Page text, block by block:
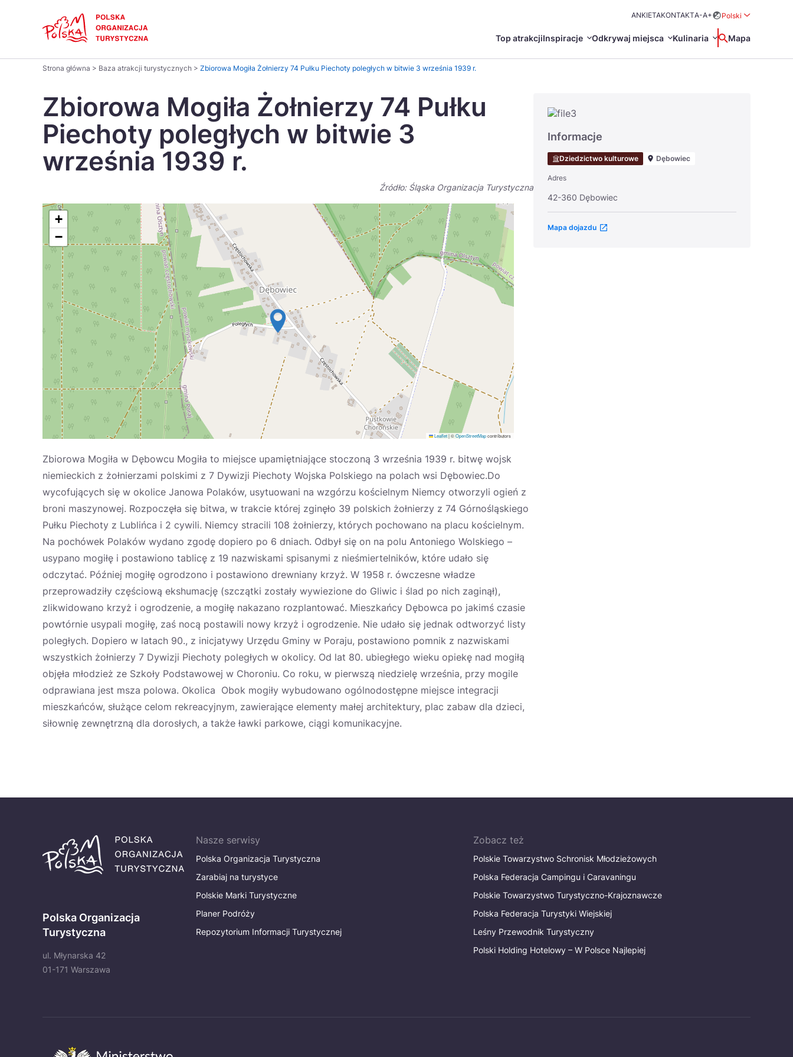
ANKIETAKONTAKTA-A+
Polski
Top atrakcjiInspiracje
Pomysł na... Co nowego? Ambasador miejsca Certyfikaty POT
Odkrywaj miejsca
Regiony Miasta
Parki narodowe Polskie Marki Turystyczne
Kulinaria
Gastronomia i kuchnia Kuchnia regionów Szlaki kulinarne Restauracje Michelin
Wyszukaj
Mapa
na
stronie
Italiano
Português Svenska
Strona główna > Baza atrakcji turystycznych > Zbiorowa Mogiła Żołnierzy 74 Pułku Piechoty poległych w bitwie 3 września 1939 r.
Zbiorowa Mogiła Żołnierzy 74 Pułku
Piechoty poległych w bitwie 3
września 1939 r.
Źródło: Śląska Organizacja Turystyczna
+
−
Leaflet|©OpenStreetMapcontributors
Zbiorowa Mogiła w Dębowcu Mogiła to miejsce upamiętniające stoczoną 3 września 1939 r. bitwę wojsk
niemieckich z żołnierzami polskimi z 7 Dywizji Piechoty Wojska Polskiego na polach wsi Dębowiec.Do
wycofujących się w okolice Janowa Polaków, usytuowani na wzgórzu kościelnym Niemcy otworzyli ogień z
broni maszynowej. Rozpoczęła się bitwa, w trakcie której zginęło 39 polskich żołnierzy z 74 Górnośląskiego
Pułku Piechoty z Lublińca i 2 cywili. Niemcy stracili 108 żołnierzy, których pochowano na placu kościelnym.
Na pochówek Polaków wydano zgodę dopiero po 6 dniach. Odbył się on na polu Antoniego Wolskiego –
usypano mogiłę i postawiono tablicę z 19 nazwiskami spisanymi z nieśmiertelników, które udało się
odczytać. Później mogiłę ogrodzono i postawiono drewniany krzyż. W 1958 r. ówczesne władze
przeprowadziły częściową ekshumację (szczątki zostały wywiezione do Gliwic i ślad po nich zaginął),
zlikwidowano krzyż i ogrodzenie, a mogiłę nakazano rozplantować. Mieszkańcy Dębowca po jakimś czasie
powtórnie usypali mogiłę, zaś nocą postawili nowy krzyż i ogrodzenie. Nie udało się jednak odtworzyć listy
poległych. Dopiero w latach 90., z inicjatywy Urzędu Gminy w Poraju, postawiono pomnik z nazwiskami
wszystkich żołnierzy 7 Dywizji Piechoty poległych w okolicy. Od lat 80. ubiegłego wieku opiekę nad mogiłą
objęła młodzież ze Szkoły Podstawowej w Choroniu. Co roku, w pierwszą niedzielę września, przy mogile
odprawiana jest msza polowa. Okolica Obok mogiły wybudowano ogólnodostępne miejsce integracji
mieszkańców, służące celom rekreacyjnym, zawierające elementy małej architektury, plac zabaw dla dzieci,
siłownię zewnętrzną dla dorosłych, a także ławki parkowe, ciągi komunikacyjne.
Informacje
Dziedzictwo kulturowe Dębowiec
Adres
42-360 Dębowiec
Mapa dojazdu
Polska Organizacja
Turystyczna
ul. Młynarska 42
01-171 Warszawa
Nasze serwisy
Polska Organizacja Turystyczna
Zarabiaj na turystyce
Polskie Marki Turystyczne
Planer Podróży
Repozytorium Informacji Turystycznej
Zobacz też
Polskie Towarzystwo Schronisk Młodzieżowych
Polska Federacja Campingu i Caravaningu
Polskie Towarzystwo Turystyczno-Krajoznawcze
Polska Federacja Turystyki Wiejskiej
Leśny Przewodnik Turystyczny
Polski Holding Hotelowy – W Polsce Najlepiej